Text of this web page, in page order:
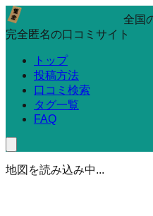
全国
完全匿名の口コミサイト
トップ
投稿方法
口コミ検索
タグ一覧
FAQ
地図を読み込み中...